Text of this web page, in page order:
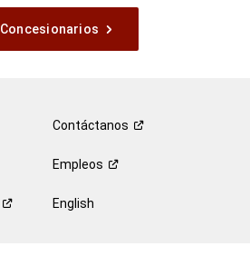
Concesionarios
Contáctanos
Empleos
English